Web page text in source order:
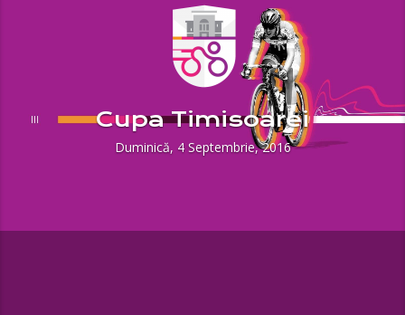
Cupa Timisoarei
Duminică, 4 Septembrie, 2016